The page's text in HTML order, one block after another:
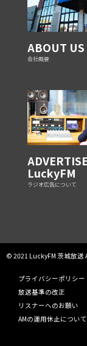
ABOUT US
会社概要
LuckyFM
ラジオ広告について
© 2021 LuckyFM 茨城放送
プライバシーポリシー
放送基準の改正
リスナーへのお願い
AMの運用休止について